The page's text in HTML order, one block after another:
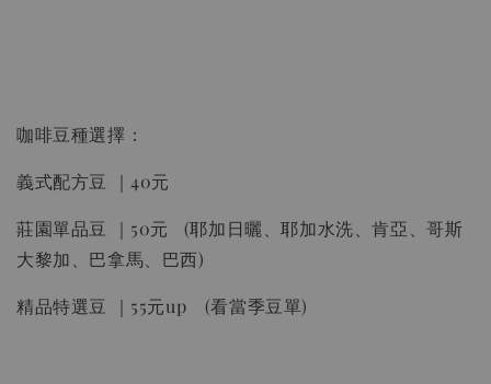
咖啡豆種選擇：
義式配方豆 ｜40元
莊園單品豆 ｜50元 (耶加日曬、耶加水洗、肯亞、哥斯
大黎加、巴拿馬、巴西)
精品特選豆 ｜55元up (看當季豆單)